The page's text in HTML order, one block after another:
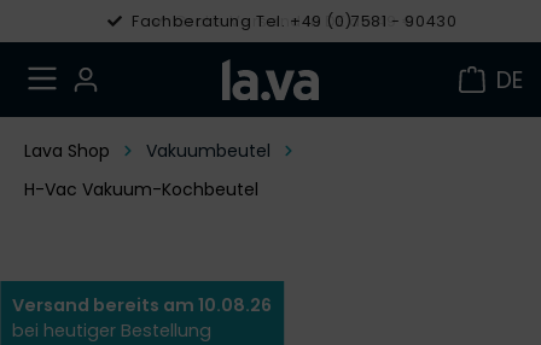
Gratis Versand in DE ab 49 €
Fachberatung Tel. +49 (0)7581 - 90430
DE
Lava Shop
Vakuumbeutel
H-Vac Vakuum-Kochbeutel
Versand bereits am 10.08.26
bei heutiger Bestellung